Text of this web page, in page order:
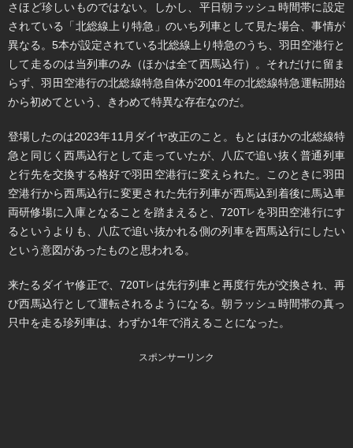
さほど珍しいものではない。しかし、平日朝ラッシュ時間帯に設定
されている「北総線上り特急」のいち列車として見た場合、事情が
異なる。5本が設定されている北総線上り特急のうち、羽田空港行と
して走るのは当列車のみ（ほかは全て西馬込行）。それだけに留ま
らず、羽田空港行の北総線特急自体が2001年の北総線特急運転開始
から初めてという、きわめて特異な存在なのだ。
登場したのは2023年11月ダイヤ改正のこと。もとはほかの北総線特
急と同じく西馬込行として走っていたが、八広で追い抜く普通列車
と行先を交換する格好で羽田空港行に変えられた。このときに羽田
空港行から西馬込行に変更された先行列車が西馬込到着後に馬込車
両研修場に入庫となることを踏まえると、720Tレ を羽田空港行にす
るというよりも、八広で追い抜かれる側の列車を西馬込行にしたい
という意図があったものと思われる。
来たるダイヤ修正で、720Tレ は先行列車と再度行先が交換され、再
び西馬込行として運転されるようになる。朝ラッシュ時間帯の真っ
只中を走る珍列車は、わずか1年で消えることになった。
スポンサーリンク